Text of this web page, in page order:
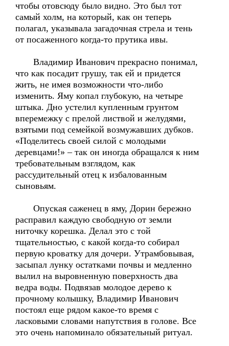
чтобы отовсюду было видно. Это был тот
самый холм, на который, как он теперь
полагал, указывала загадочная стрела и тень
от посаженного когда-то прутика ивы.
Владимир Иванович прекрасно понимал,
что как посадит грушу, так ей и придется
жить, не имея возможности что-либо
изменить. Яму копал глубокую, на четыре
штыка. Дно устелил купленным грунтом
вперемежку с прелой листвой и желудями,
взятыми под семейкой возмужавших дубков.
«Поделитесь своей силой с молодыми
деревцами!» – так он иногда обращался к ним
требовательным взглядом, как
рассудительный отец к избалованным
сыновьям.
Опуская саженец в яму, Дорин бережно
расправил каждую свободную от земли
ниточку корешка. Делал это с той
тщательностью, с какой когда-то собирал
первую кроватку для дочери. Утрамбовывая,
засыпал лунку остатками почвы и медленно
вылил на выровненную поверхность два
ведра воды. Подвязав молодое дерево к
прочному колышку, Владимир Иванович
постоял еще рядом какое-то время с
ласковыми словами напутствия в голове. Все
это очень напоминало обязательный ритуал.